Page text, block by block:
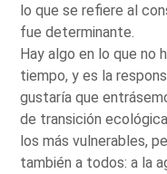
lo que se refiere al
fue determinante.
Hay algo en lo que no
tiempo, y es la
gustaría que
de transición
los más vulnerables,
también a todos: a la